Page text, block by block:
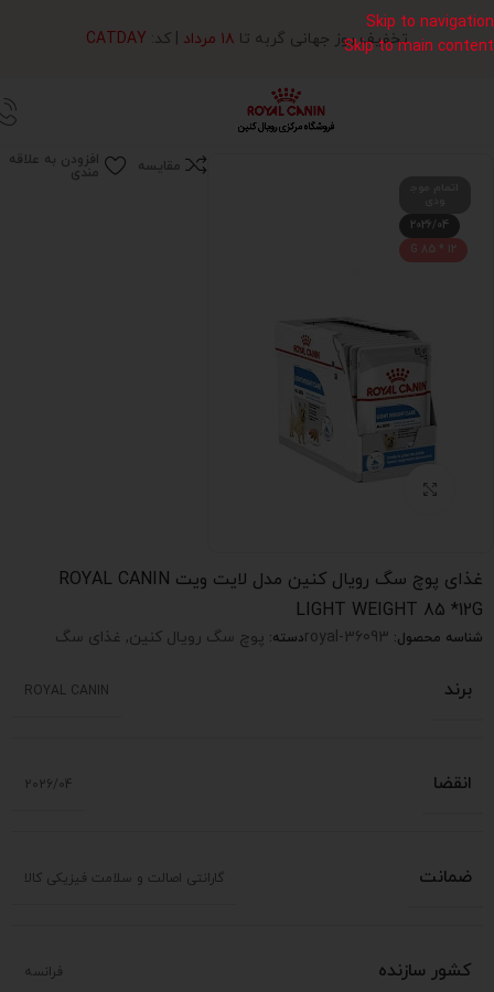
Skip to navigation
Skip to main contentتخفیف روز جهانی گربه تا ۱۸ مرداد | کد: CATDAY
پوچ سگ رویال کنین
2026/04
12 * 85 G
بزرگنمایی تصویر
مقایسه افزودن به علاقه
مندی
غذای پوچ سگ رویال کنین مدل لایت ویت ROYAL CANIN
LIGHT WEIGHT 85 *12G
شناسه محصول: royal-36093دسته: پوچ سگ رویال کنین, غذای سگ
برند ROYAL CANIN
انقضا 2026/04
ضمانت گارانتی اصالت و سلامت فیزیکی کالا
کشور سازنده فرانسه